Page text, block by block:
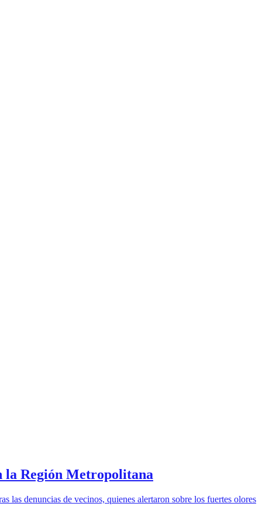
la Región Metropolitana
las denuncias de vecinos, quienes alertaron sobre los fuertes olores